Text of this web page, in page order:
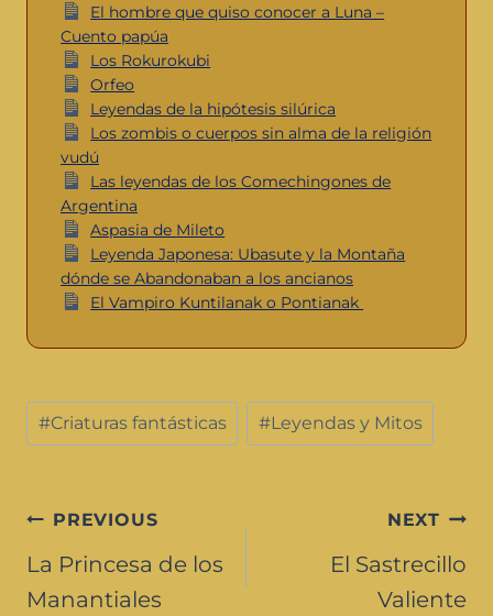
El hombre que quiso conocer a Luna –
Cuento papúa
Los Rokurokubi
Orfeo
Leyendas de la hipótesis silúrica
Los zombis o cuerpos sin alma de la religión
vudú
Las leyendas de los Comechingones de
Argentina
Aspasia de Mileto
Leyenda Japonesa: Ubasute y la Montaña
dónde se Abandonaban a los ancianos
El Vampiro Kuntilanak o Pontianak
#Criaturas fantásticas #Leyendas y Mitos
PREVIOUS
La Princesa de los
Manantiales
NEXT
El Sastrecillo
Valiente